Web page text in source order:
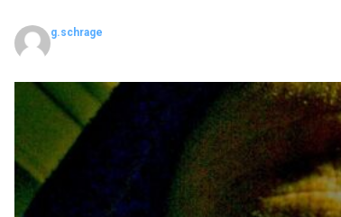
g.schrage